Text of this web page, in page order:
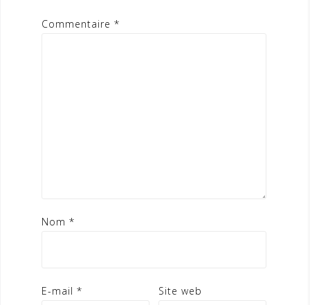
Commentaire *
Nom *
E-mail * Site web